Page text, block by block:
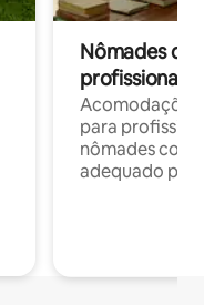
Nômades
profissionais
para
nômades com
adequado